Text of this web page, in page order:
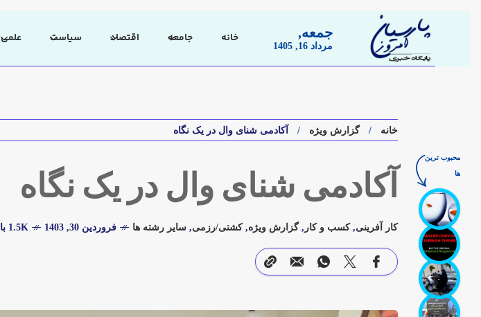
جمعه,
مرداد 16, 1405
خانه جامعه اقتصاد سیاست علمی
خانه گزارش ویژه آکادمی شنای وال در یک نگاه
آکادمی شنای وال در یک نگاه
کار آفرینی,کسب و کار ,گزارش ویژه,کشتی/رزمی, سایر رشته ها فروردین 30, 1403 1.5K بازدید
محبوب ترین
ها